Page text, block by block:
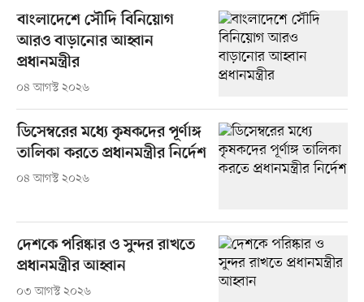
বাংলাদেশে সৌদি বিনিয়োগ
আরও বাড়ানোর আহ্বান
প্রধানমন্ত্রীর
০৪ আগস্ট ২০২৬
ডিসেম্বরের মধ্যে কৃষকদের পূর্ণাঙ্গ
তালিকা করতে প্রধানমন্ত্রীর নির্দেশ
০৪ আগস্ট ২০২৬
দেশকে পরিষ্কার ও সুন্দর রাখতে
প্রধানমন্ত্রীর আহ্বান
০৩ আগস্ট ২০২৬